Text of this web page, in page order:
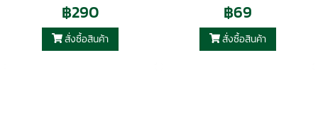
฿290
สั่งซื้อสินค้า
฿69
สั่งซื้อสินค้า